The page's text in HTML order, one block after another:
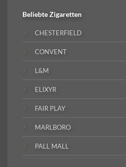
BeliebteZigaretten
CHESTERFIELD
CONVENT
L&M
ELIXYR
FAIR PLAY
MARLBORO
PALL MALL